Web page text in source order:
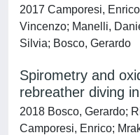
2017 Camporesi,
Vincenzo; Manelli,
Silvia; Bosco, Gerardo
Spirometry and
rebreather diving
2018 Bosco, Gerardo;
Camporesi, Enrico;